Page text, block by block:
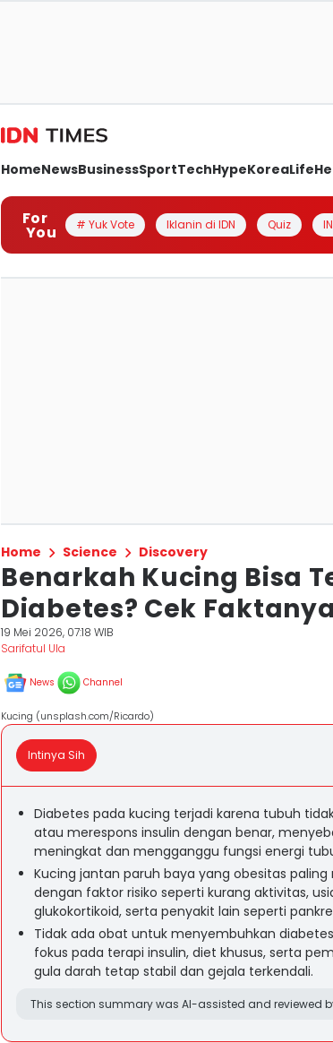
HomeNewsBusinessSportTechHypeKoreaLife
For
You # Yuk Vote Iklanin di IDN Quiz
Home Science Discovery
Benarkah Kucing Bisa
Diabetes? Cek
19 Mei 2026, 07:18 WIB
Sarifatul Ula
News Channel
Kucing (unsplash.com/Ricardo)
Intinya Sih
Diabetes pada kucing terjadi karena tubuh
atau merespons insulin dengan benar,
meningkat dan mengganggu fungsi energi
Kucing jantan paruh baya yang obesitas
dengan faktor risiko seperti kurang aktivitas,
glukokortikoid, serta penyakit lain seperti
Tidak ada obat untuk menyembuhkan
fokus pada terapi insulin, diet khusus, serta
gula darah tetap stabil dan gejala terkendali.
This section summary was AI-assisted and reviewed